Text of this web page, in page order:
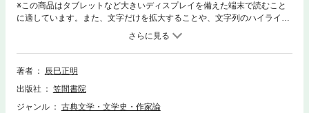
※この商品はタブレットなど大きいディスプレイを備えた端末で読むこと
に適しています。また、文字だけを拡大することや、文字列のハイライ
ト、検索、辞書の参照、引用などの機能が使用できません。奄美に現存す
る歌唱の系統「流れ歌」から、万葉集の歌の流れを読み解く。新たな万葉
集の世界が展開する。
著者
辰巳正明
出版社
笠間書院
ジャンル
古典文学・文学史・作家論